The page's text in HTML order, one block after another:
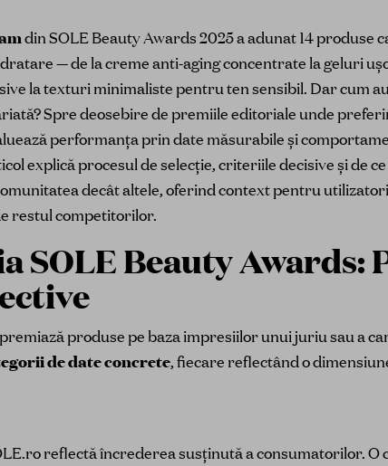
din SOLE Beauty Awards 2025 a adunat 14 produse
— de la creme anti-aging concentrate la geluri
la texturi minimaliste pentru ten sensibil. Dar cum
Spre deosebire de premiile editoriale unde
performanța prin date măsurabile și
explică procesul de selecție, criteriile decisive și de
decât altele, oferind context pentru
restul competitorilor.
SOLE Beauty Awards:
produse pe baza impresiilor unui juriu sau a
de date concrete, fiecare reflectând o
reflectă încrederea susținută a consumatorilor.